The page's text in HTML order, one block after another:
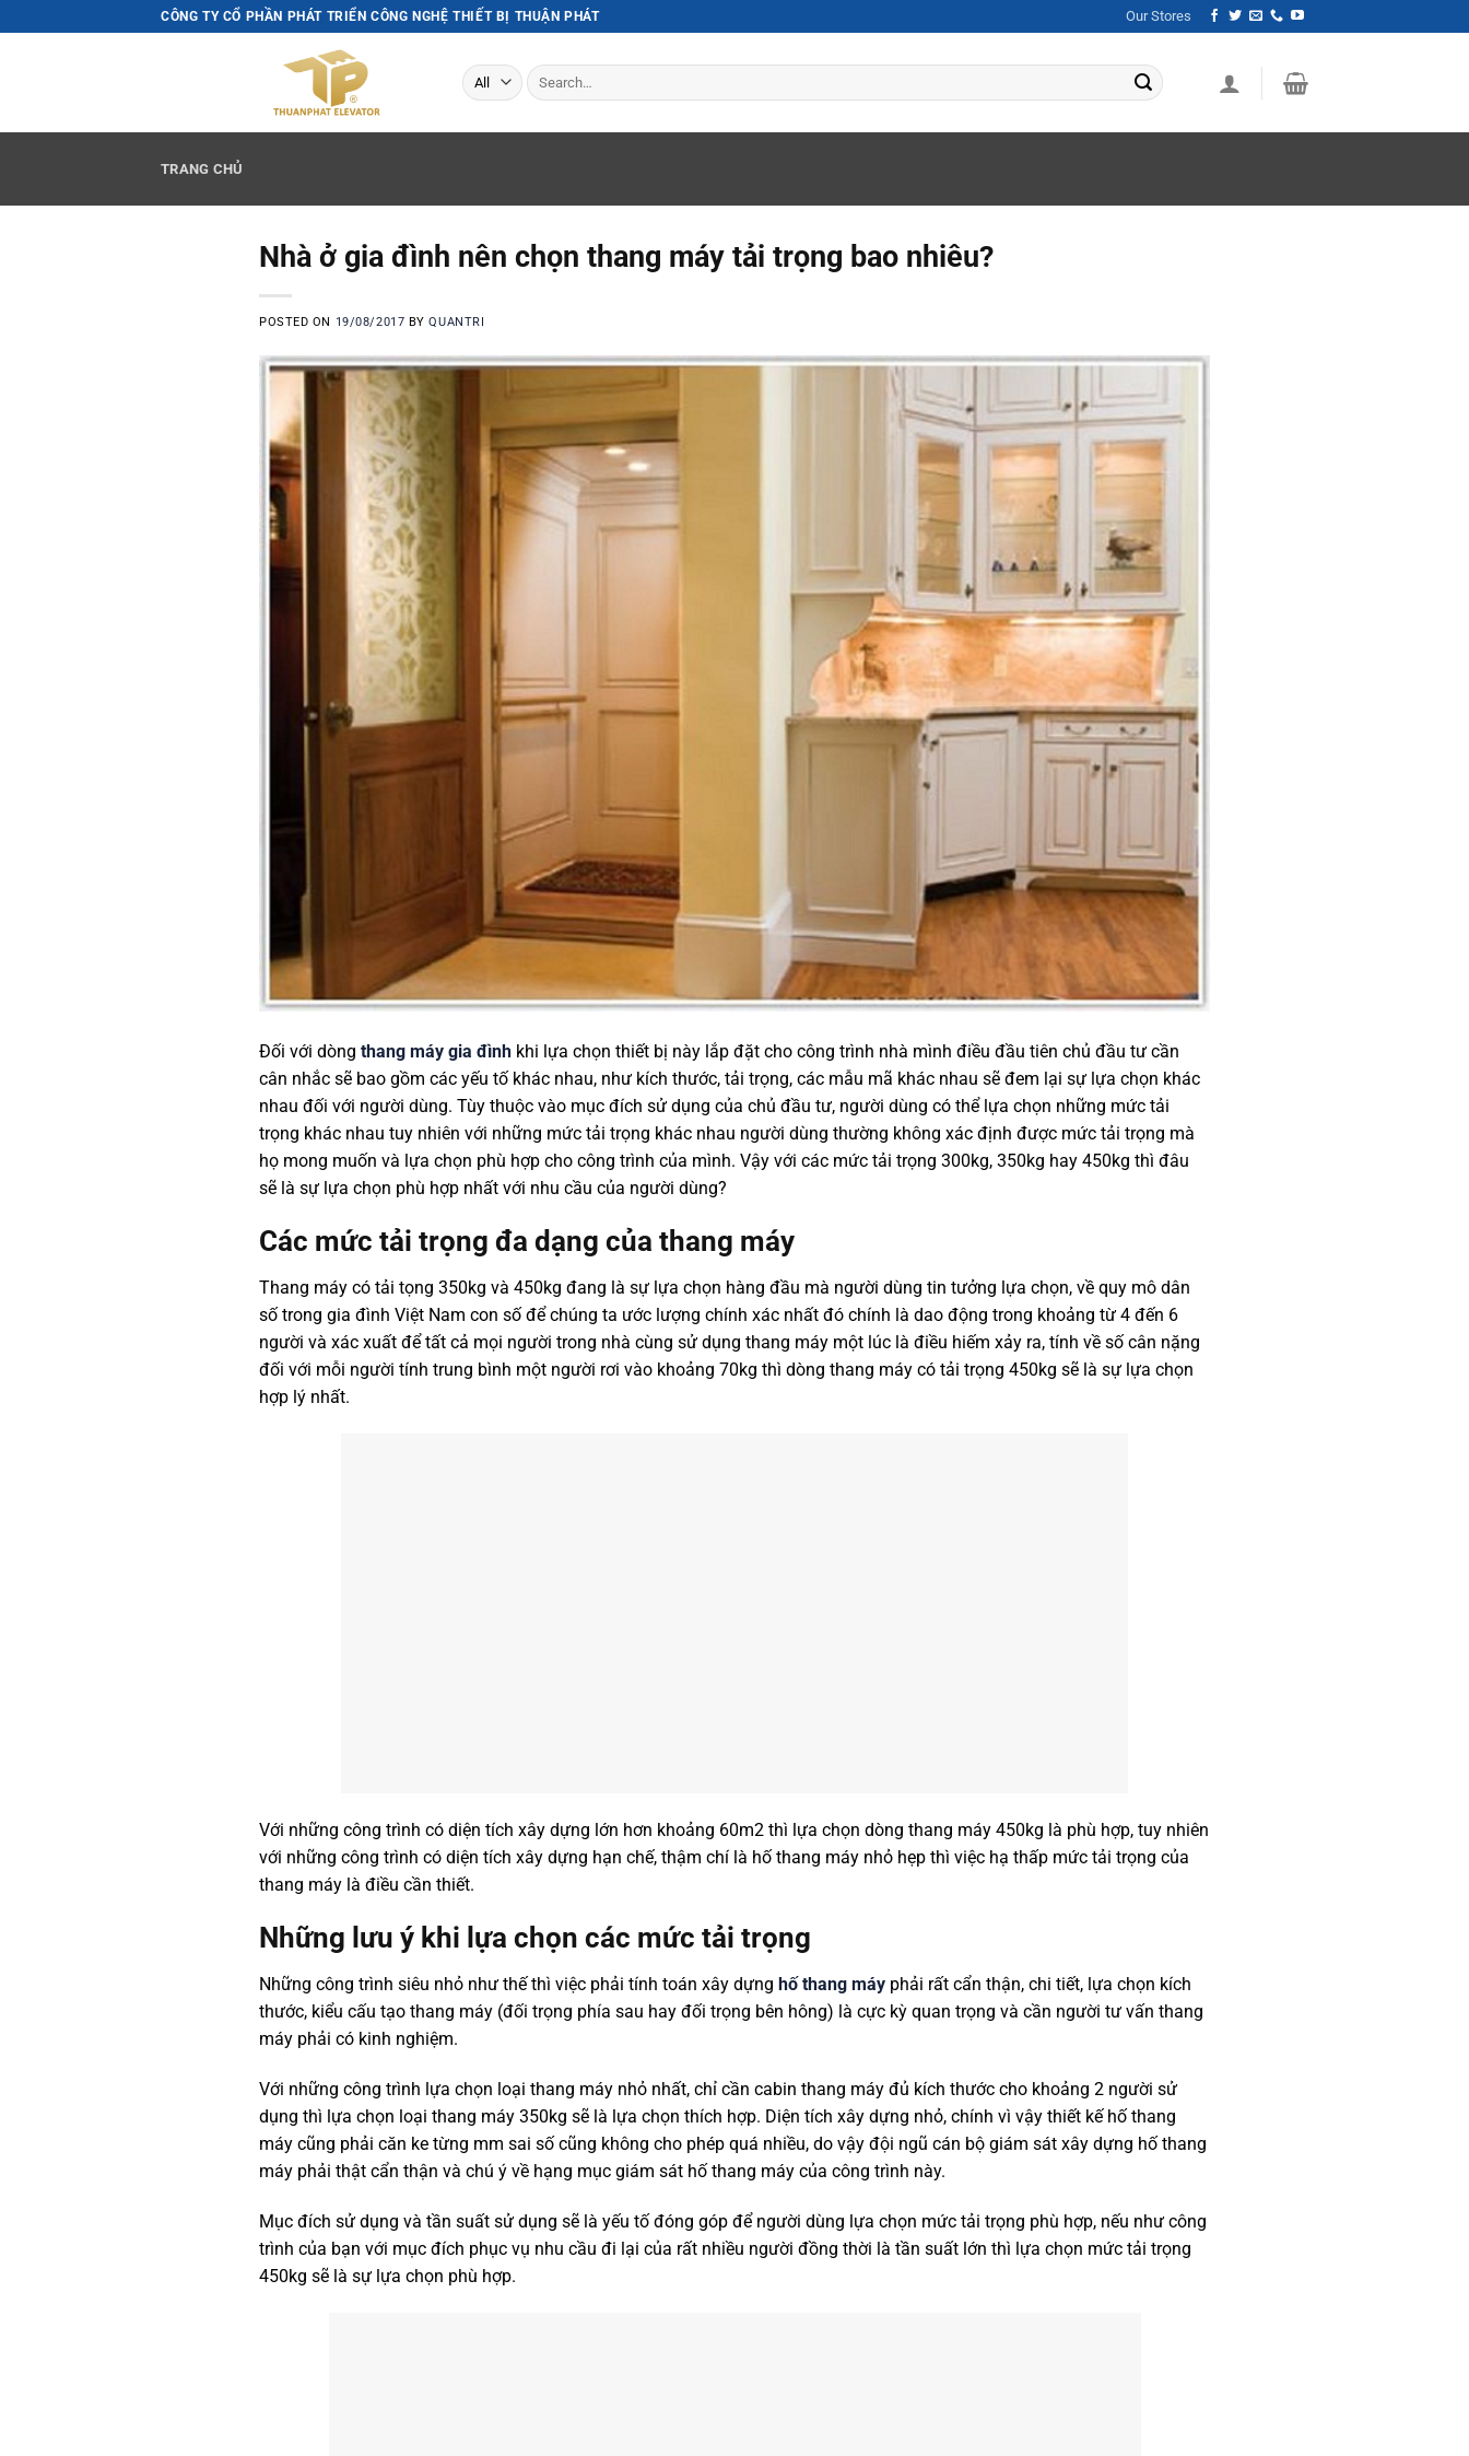
to
CÔNG TY CỔ PHẦN PHÁT TRIỂN CÔNG NGHỆ THIẾT BỊ THUẬN PHÁT Our Stores
Search
for:
TRANG CHỦ
Nhà ở gia đình nên chọn thang máy tải trọng bao nhiêu?
POSTED ON 19/08/2017 BYQUANTRI
Đối với dòng thang máy gia đình khi lựa chọn thiết bị này lắp đặt cho công trình nhà mình điều đầu tiên chủ đầu tư cần
cân nhắc sẽ bao gồm các yếu tố khác nhau, như kích thước, tải trọng, các mẫu mã khác nhau sẽ đem lại sự lựa chọn khác
nhau đối với người dùng. Tùy thuộc vào mục đích sử dụng của chủ đầu tư, người dùng có thể lựa chọn những mức tải
trọng khác nhau tuy nhiên với những mức tải trọng khác nhau người dùng thường không xác định được mức tải trọng mà
họ mong muốn và lựa chọn phù hợp cho công trình của mình. Vậy với các mức tải trọng 300kg, 350kg hay 450kg thì đâu
sẽ là sự lựa chọn phù hợp nhất với nhu cầu của người dùng?
Các mức tải trọng đa dạng của thang máy
Thang máy có tải tọng 350kg và 450kg đang là sự lựa chọn hàng đầu mà người dùng tin tưởng lựa chọn, về quy mô dân
số trong gia đình Việt Nam con số để chúng ta ước lượng chính xác nhất đó chính là dao động trong khoảng từ 4 đến 6
người và xác xuất để tất cả mọi người trong nhà cùng sử dụng thang máy một lúc là điều hiếm xảy ra, tính về số cân nặng
đối với mỗi người tính trung bình một người rơi vào khoảng 70kg thì dòng thang máy có tải trọng 450kg sẽ là sự lựa chọn
hợp lý nhất.
Với những công trình có diện tích xây dựng lớn hơn khoảng 60m2 thì lựa chọn dòng thang máy 450kg là phù hợp, tuy nhiên
với những công trình có diện tích xây dựng hạn chế, thậm chí là hố thang máy nhỏ hẹp thì việc hạ thấp mức tải trọng của
thang máy là điều cần thiết.
Những lưu ý khi lựa chọn các mức tải trọng
Những công trình siêu nhỏ như thế thì việc phải tính toán xây dựng hố thang máy phải rất cẩn thận, chi tiết, lựa chọn kích
thước, kiểu cấu tạo thang máy (đối trọng phía sau hay đối trọng bên hông) là cực kỳ quan trọng và cần người tư vấn thang
máy phải có kinh nghiệm.
Với những công trình lựa chọn loại thang máy nhỏ nhất, chỉ cần cabin thang máy đủ kích thước cho khoảng 2 người sử
dụng thì lựa chọn loại thang máy 350kg sẽ là lựa chọn thích hợp. Diện tích xây dựng nhỏ, chính vì vậy thiết kế hố thang
máy cũng phải căn ke từng mm sai số cũng không cho phép quá nhiều, do vậy đội ngũ cán bộ giám sát xây dựng hố thang
máy phải thật cẩn thận và chú ý về hạng mục giám sát hố thang máy của công trình này.
Mục đích sử dụng và tần suất sử dụng sẽ là yếu tố đóng góp để người dùng lựa chọn mức tải trọng phù hợp, nếu như công
trình của bạn với mục đích phục vụ nhu cầu đi lại của rất nhiều người đồng thời là tần suất lớn thì lựa chọn mức tải trọng
450kg sẽ là sự lựa chọn phù hợp.